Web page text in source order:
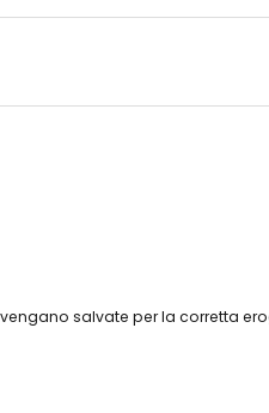
salvate per la corretta